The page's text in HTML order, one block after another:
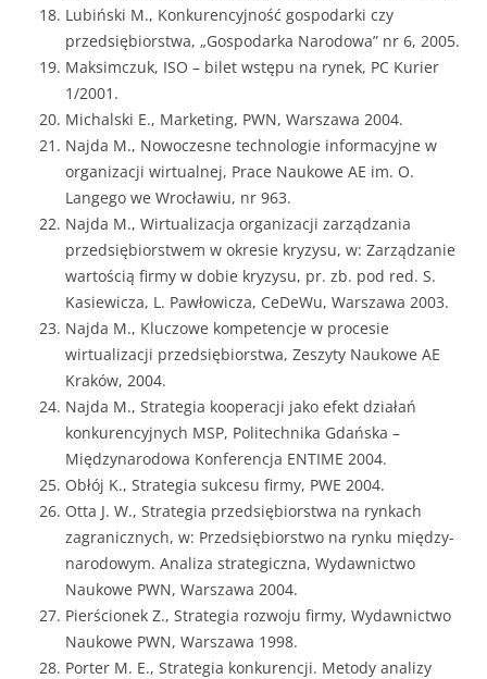
Lubiński M., Konkurencyjność gospodarki czy
przedsiębiorstwa, „Gospodarka Narodowa” nr 6, 2005.
Maksimczuk, ISO – bilet wstępu na rynek, PC Kurier
1/2001.
Michalski E., Marketing, PWN, Warszawa 2004.
Najda M., Nowoczesne technologie informacyjne w
organizacji wirtualnej, Prace Naukowe AE im. O.
Langego we Wrocławiu, nr 963.
Najda M., Wirtualizacja organizacji zarządzania
przedsiębiorstwem w okresie kryzysu, w: Zarządzanie
wartością firmy w dobie kryzysu, pr. zb. pod red. S.
Kasiewicza, L. Pawłowicza, CeDeWu, Warszawa 2003.
Najda M., Kluczowe kompetencje w procesie
wirtualizacji przedsiębiorstwa, Zeszyty Naukowe AE
Kraków, 2004.
Najda M., Strategia kooperacji jako efekt działań
konkurencyjnych MSP, Politechnika Gdańska –
Międzynarodowa Konferencja ENTIME 2004.
Obłój K., Strategia sukcesu firmy, PWE 2004.
Otta J. W., Strategia przedsiębiorstwa na rynkach
zagranicznych, w: Przedsiębiorstwo na rynku między­
narodowym. Analiza strategiczna, Wydawnictwo
Naukowe PWN, Warszawa 2004.
Pierścionek Z., Strategia rozwoju firmy, Wydawnictwo
Naukowe PWN, Warszawa 1998.
Porter M. E., Strategia konkurencji. Metody analizy